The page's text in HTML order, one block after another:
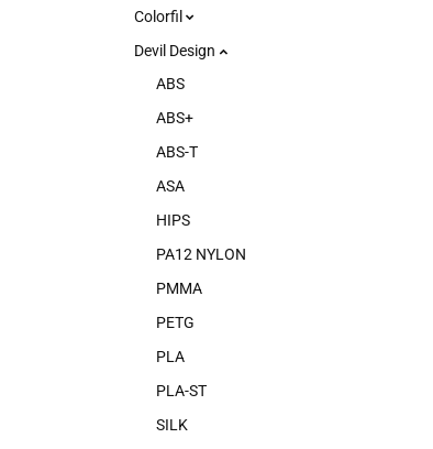
Colorfil
Devil Design
ABS
ABS+
ABS-T
ASA
HIPS
PA12 NYLON
PMMA
PETG
PLA
PLA-ST
SILK